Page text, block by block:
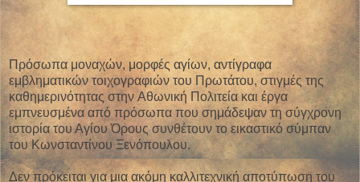
Πρόσωπα μοναχών, μορφές αγίων, αντίγραφα
εμβληματικών τοιχογραφιών του Πρωτάτου, στιγμές της
καθημερινότητας στην Aθωνική Πολιτεία και έργα
εμπνευσμένα από πρόσωπα που σημάδεψαν τη σύγχρονη
ιστορία του Αγίου Όρους συνθέτουν το εικαστικό σύμπαν
του Κωνσταντίνου Ξενόπουλου.
Δεν πρόκειται για μια ακόμη καλλιτεχνική αποτύπωση του